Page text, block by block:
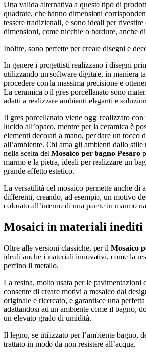
Una valida alternativa a questo tipo di
quadrate, che hanno dimensioni
tessere tradizionali, e sono ideali per
dimensioni, come nicchie o bordure, anche
Inoltre, sono perfette per creare disegni e
In genere i progettisti realizzano i disegni
utilizzando un software digitale, in maniera
procedere con la massima precisione e
La ceramica o il gres porcellanato sono
adatti a realizzare ambienti eleganti e
Il gres porcellanato viene oggi realizzato
lucido all’opaco, mentre per la ceramica è
elementi decorati a mano, per dare un tocco
all’ambiente. Chi ama gli ambienti dallo stile
nella scelta del Mosaico per bagno Pesaro
marmo e la pietra, ideali per realizzare un
grande effetto estetico.
La versatilità del mosaico permette anche di
differenti, creando, ad esempio, un motivo
colorato all’interno di una parete in marmo
Mosaici in materiali inediti
Oltre alle versioni classiche, per il Mosaico
ideali anche i materiali innovativi, come la
perfino il metallo.
La resina, molto usata per le pavimentazioni
consente di creare motivi a mosaico dal
originale e ricercato, e garantisce una
adattandosi ad un ambiente come il bagno,
un elevato grado di umidità.
Il legno, se utilizzato per l’ambiente bagno,
trattato in modo da non resistere all’acqua.